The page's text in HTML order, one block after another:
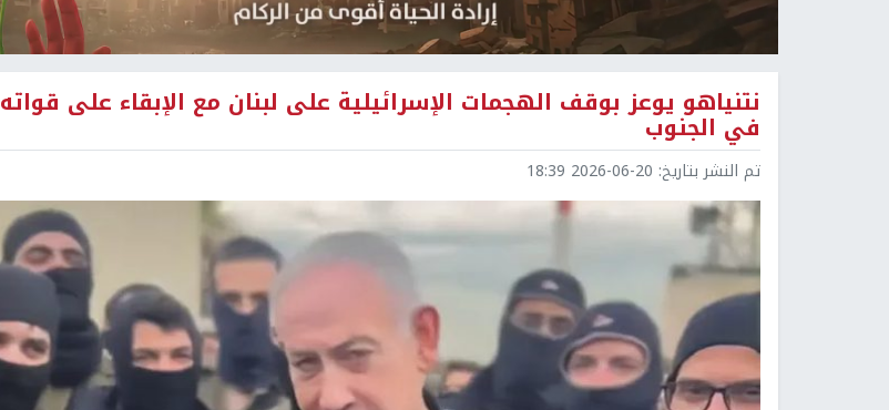
نتنياهو يوعز بوقف الهجمات الإسرائيلية على لبنان مع الإبقاء على قواته
في الجنوب
تم النشر بتاريخ: 2026-06-20 18:39